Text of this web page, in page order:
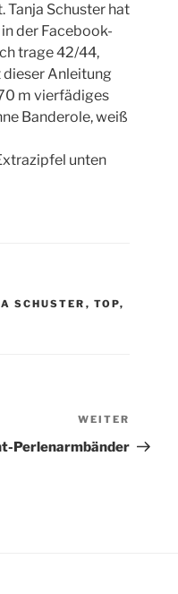
Tanja Schuster hat
der Facebook-
trage 42/44,
Anleitung
m vierfädiges
Banderole, weiß
unten
SCHUSTER , TOP,
Beitrag
WEITER
Perlenarmbänder